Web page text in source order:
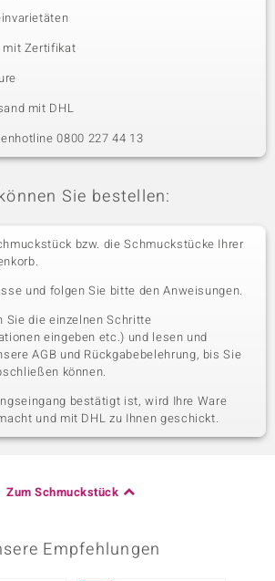
mit Zertifikat
mit DHL
0800 227 44 13
Sie bestellen:
bzw. die Schmuckstücke Ihrer
und folgen Sie bitte den Anweisungen.
Sie die einzelnen Schritte
eingeben etc.) und lesen und
AGB und Rückgabebelehrung, bis Sie
können.
bestätigt ist, wird Ihre Ware
und mit DHL zu Ihnen geschickt.
Zum Schmuckstück
Empfehlungen